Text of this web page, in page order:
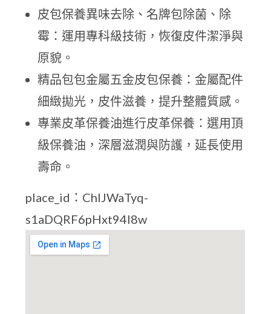
皮包保養異味去除、名牌包除菌、除
霉：運用專科級技術，恢復皮件潔淨與
原貌。
精品包包金屬五金皮包保養：金屬配件
細緻拋光，皮件滋養，提升整體質感。
專業皮革保養油進行皮革保養：選用頂
級保養油，深層滋潤與防護，延長使用
壽命。
place_id：ChIJWaTyq-
s1aDQRF6pHxt94l8w